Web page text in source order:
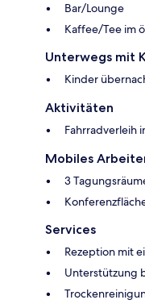
Bar/Lounge
Kaffee/Tee im
Unterwegs mit
Kinder
Aktivitäten
Fahrradverleih
Mobiles
3
Services
Rezeption mit
Unterstützung